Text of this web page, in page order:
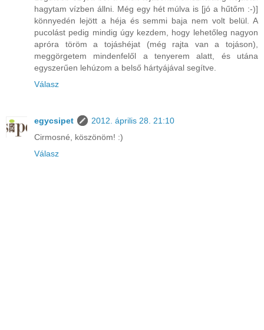
hagytam vízben állni. Még egy hét múlva is [jó a hűtőm :-)]
könnyedén lejött a héja és semmi baja nem volt belül. A
pucolást pedig mindig úgy kezdem, hogy lehetőleg nagyon
apróra töröm a tojáshéjat (még rajta van a tojáson),
meggörgetem mindenfelől a tenyerem alatt, és utána
egyszerűen lehúzom a belső hártyájával segítve.
Válasz
egycsipet
2012. április 28. 21:10
Cirmosné, köszönöm! :)
Válasz